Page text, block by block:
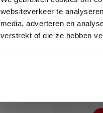
websiteverkeer te
media, adverteren en
verstrekt of die ze hebben
pakken ‘het
Personen
termijn
tintelingen
van een
beter men